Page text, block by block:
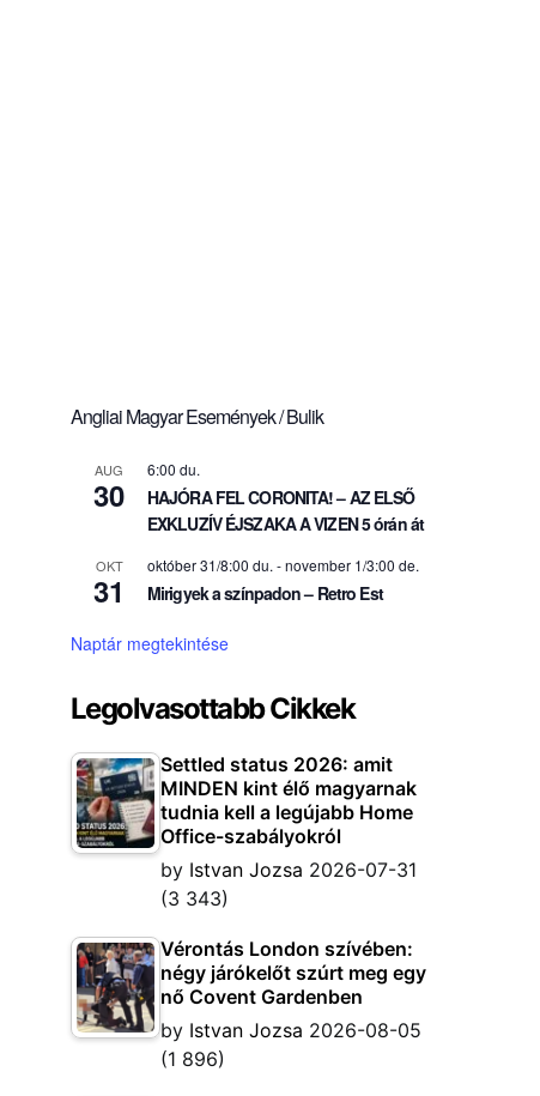
Angliai Magyar Események / Bulik
AUG
30
6:00 du.
HAJÓRA FEL CORONITA! – AZ ELSŐ
EXKLUZÍV ÉJSZAKA A VIZEN 5 órán át
OKT
31
október 31/8:00 du. -november 1/3:00 de.
Mirigyek a színpadon – Retro Est
Naptár megtekintése
Legolvasottabb Cikkek
Settled status 2026: amit
MINDEN kint élő magyarnak
tudnia kell a legújabb Home
Office-szabályokról
by Istvan Jozsa 2026-07-31
(3 343)
Vérontás London szívében:
négy járókelőt szúrt meg egy
nő Covent Gardenben
by Istvan Jozsa 2026-08-05
(1 896)